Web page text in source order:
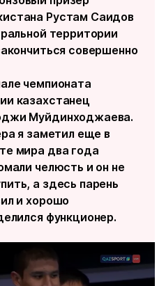
Рустам Саидов
территории
совершенно
чемпионата
казахстанец
Муйдинходжаева.
я заметил еще в
мира два года
челюсть и он не
а здесь парень
и хорошо
функционер.